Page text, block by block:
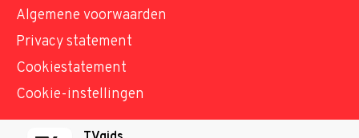
Algemene voorwaarden
Privacy statement
Cookiestatement
Cookie-instellingen